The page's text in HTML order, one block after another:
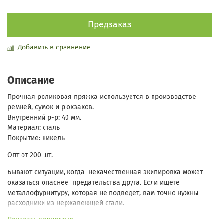
Предзаказ
Добавить в сравнение
Описание
Прочная роликовая пряжка используется в производстве
ремней, сумок и рюкзаков.
Внутренний р-р: 40 мм.
Материал: сталь
Покрытие: никель
Опт от 200 шт.
Бывают ситуации, когда некачественная экипировка может
оказаться опаснее предательства друга. Если ищете
металлофурнитуру, которая не подведет, вам точно нужны
расходники из нержавеющей стали.